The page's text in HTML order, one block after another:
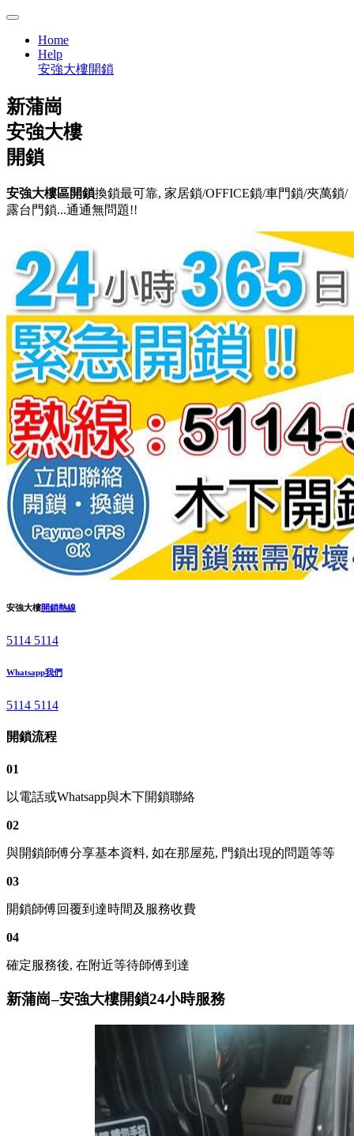
Home
Help
安強大樓開鎖
新蒲崗
安強大樓
開鎖
安強大樓區開鎖換鎖最可靠, 家居鎖/OFFICE鎖/車門鎖/夾萬鎖/
露台門鎖...通通無問題!!
安強大樓開鎖熱線
5114 5114
Whatsapp我們
5114 5114
開鎖流程
01
以電話或Whatsapp與木下開鎖聯絡
02
與開鎖師傅分享基本資料, 如在那屋苑, 門鎖出現的問題等等
03
開鎖師傅回覆到達時間及服務收費
04
確定服務後, 在附近等待師傅到達
新蒲崗–安強大樓開鎖24小時服務